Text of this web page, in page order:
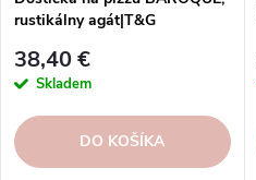
rustikálny agát|T&G
38,40 €
Skladem
DO KOŠÍKA